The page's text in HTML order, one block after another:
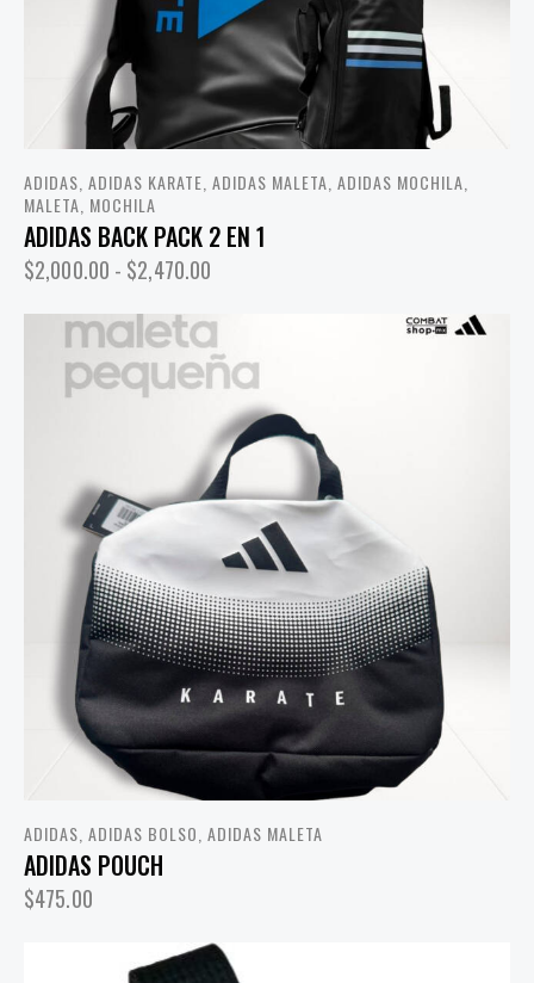
ADIDAS ADIDAS KARATE ADIDAS MALETA ADIDAS MOCHILA
MALETA MOCHILA
ADIDAS BACK PACK 2 EN 1
$2,000.00 - $2,470.00
ADIDAS ADIDAS BOLSO ADIDAS MALETA
ADIDAS POUCH
$475.00